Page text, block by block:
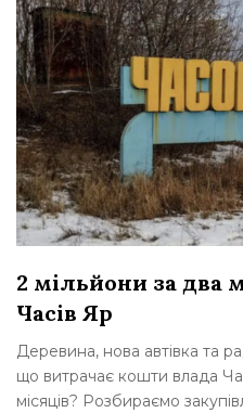
на
з
Понад 27
автівок
З кінця 2023
періодично
відомств міста й